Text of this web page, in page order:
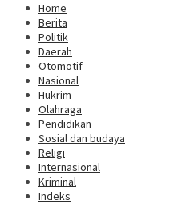
Home
Berita
Politik
Daerah
Otomotif
Nasional
Hukrim
Olahraga
Pendidikan
Sosial dan budaya
Religi
Internasional
Kriminal
Indeks